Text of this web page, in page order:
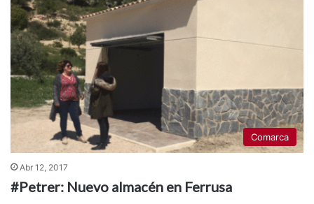
Comarca
Abr 12, 2017
#Petrer: Nuevo almacén en Ferrusa